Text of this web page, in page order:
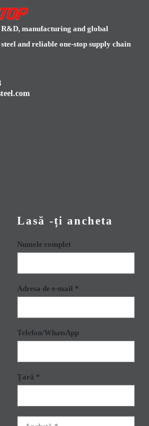
R&D, manufacturing and global
and reliable one-stop supply chain
Lasă -ți ancheta
Numele complet
Adresa de e-mail *
Telefon/WhatsApp
Țară *